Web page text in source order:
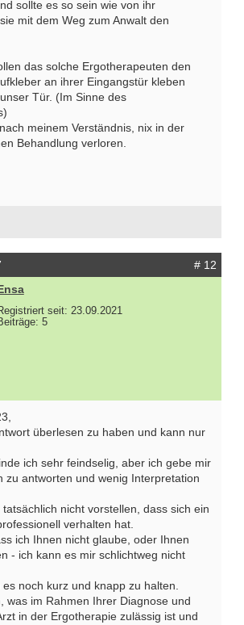
sollte es so sein wie von ihr
mit dem Weg zum Anwalt den
das solche Ergotherapeuten den
an ihrer Eingangstür kleben
Tür. (Im Sinne des
meinem Verständnis, nix in der
Behandlung verloren.
# 12
seit: 23.09.2021
5
überlesen zu haben und kann nur
ich sehr feindselig, aber ich gebe mir
zu antworten und wenig Interpretation
nicht vorstellen, dass sich ein
verhalten hat.
ich Ihnen nicht glaube, oder Ihnen
- ich kann es mir schlichtweg nicht
noch kurz und knapp zu halten.
was im Rahmen Ihrer Diagnose und
in der Ergotherapie zulässig ist und